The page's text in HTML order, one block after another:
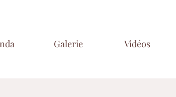
Galerie Vidéos